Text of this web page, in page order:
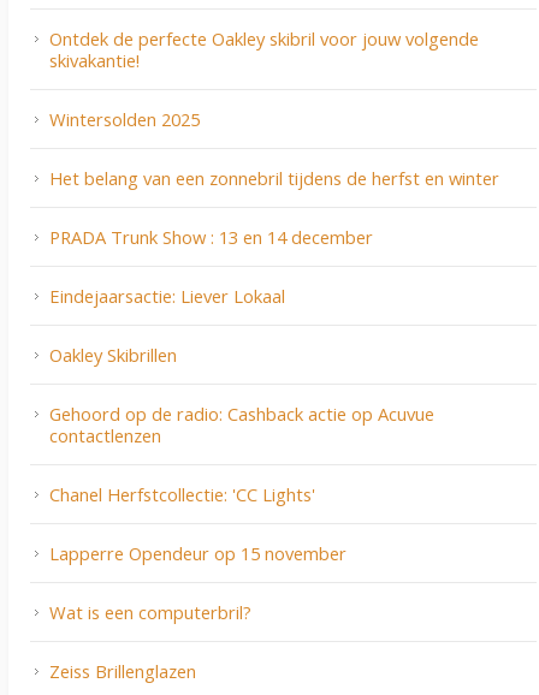
Ontdek de perfecte Oakley skibril voor jouw volgende
skivakantie!
Wintersolden 2025
Het belang van een zonnebril tijdens de herfst en winter
PRADA Trunk Show : 13 en 14 december
Eindejaarsactie: Liever Lokaal
Oakley Skibrillen
Gehoord op de radio: Cashback actie op Acuvue
contactlenzen
Chanel Herfstcollectie: 'CC Lights'
Lapperre Opendeur op 15 november
Wat is een computerbril?
Zeiss Brillenglazen